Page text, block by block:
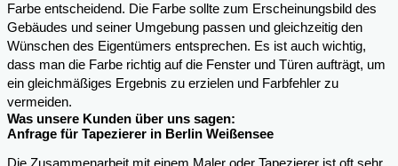
Farbe entscheidend. Die Farbe sollte zum Erscheinungsbild des
Gebäudes und seiner Umgebung passen und gleichzeitig den
Wünschen des Eigentümers entsprechen. Es ist auch wichtig,
dass man die Farbe richtig auf die Fenster und Türen aufträgt, um
ein gleichmäßiges Ergebnis zu erzielen und Farbfehler zu
vermeiden.
Was unsere Kunden über uns sagen:
Anfrage für Tapezierer in Berlin Weißensee